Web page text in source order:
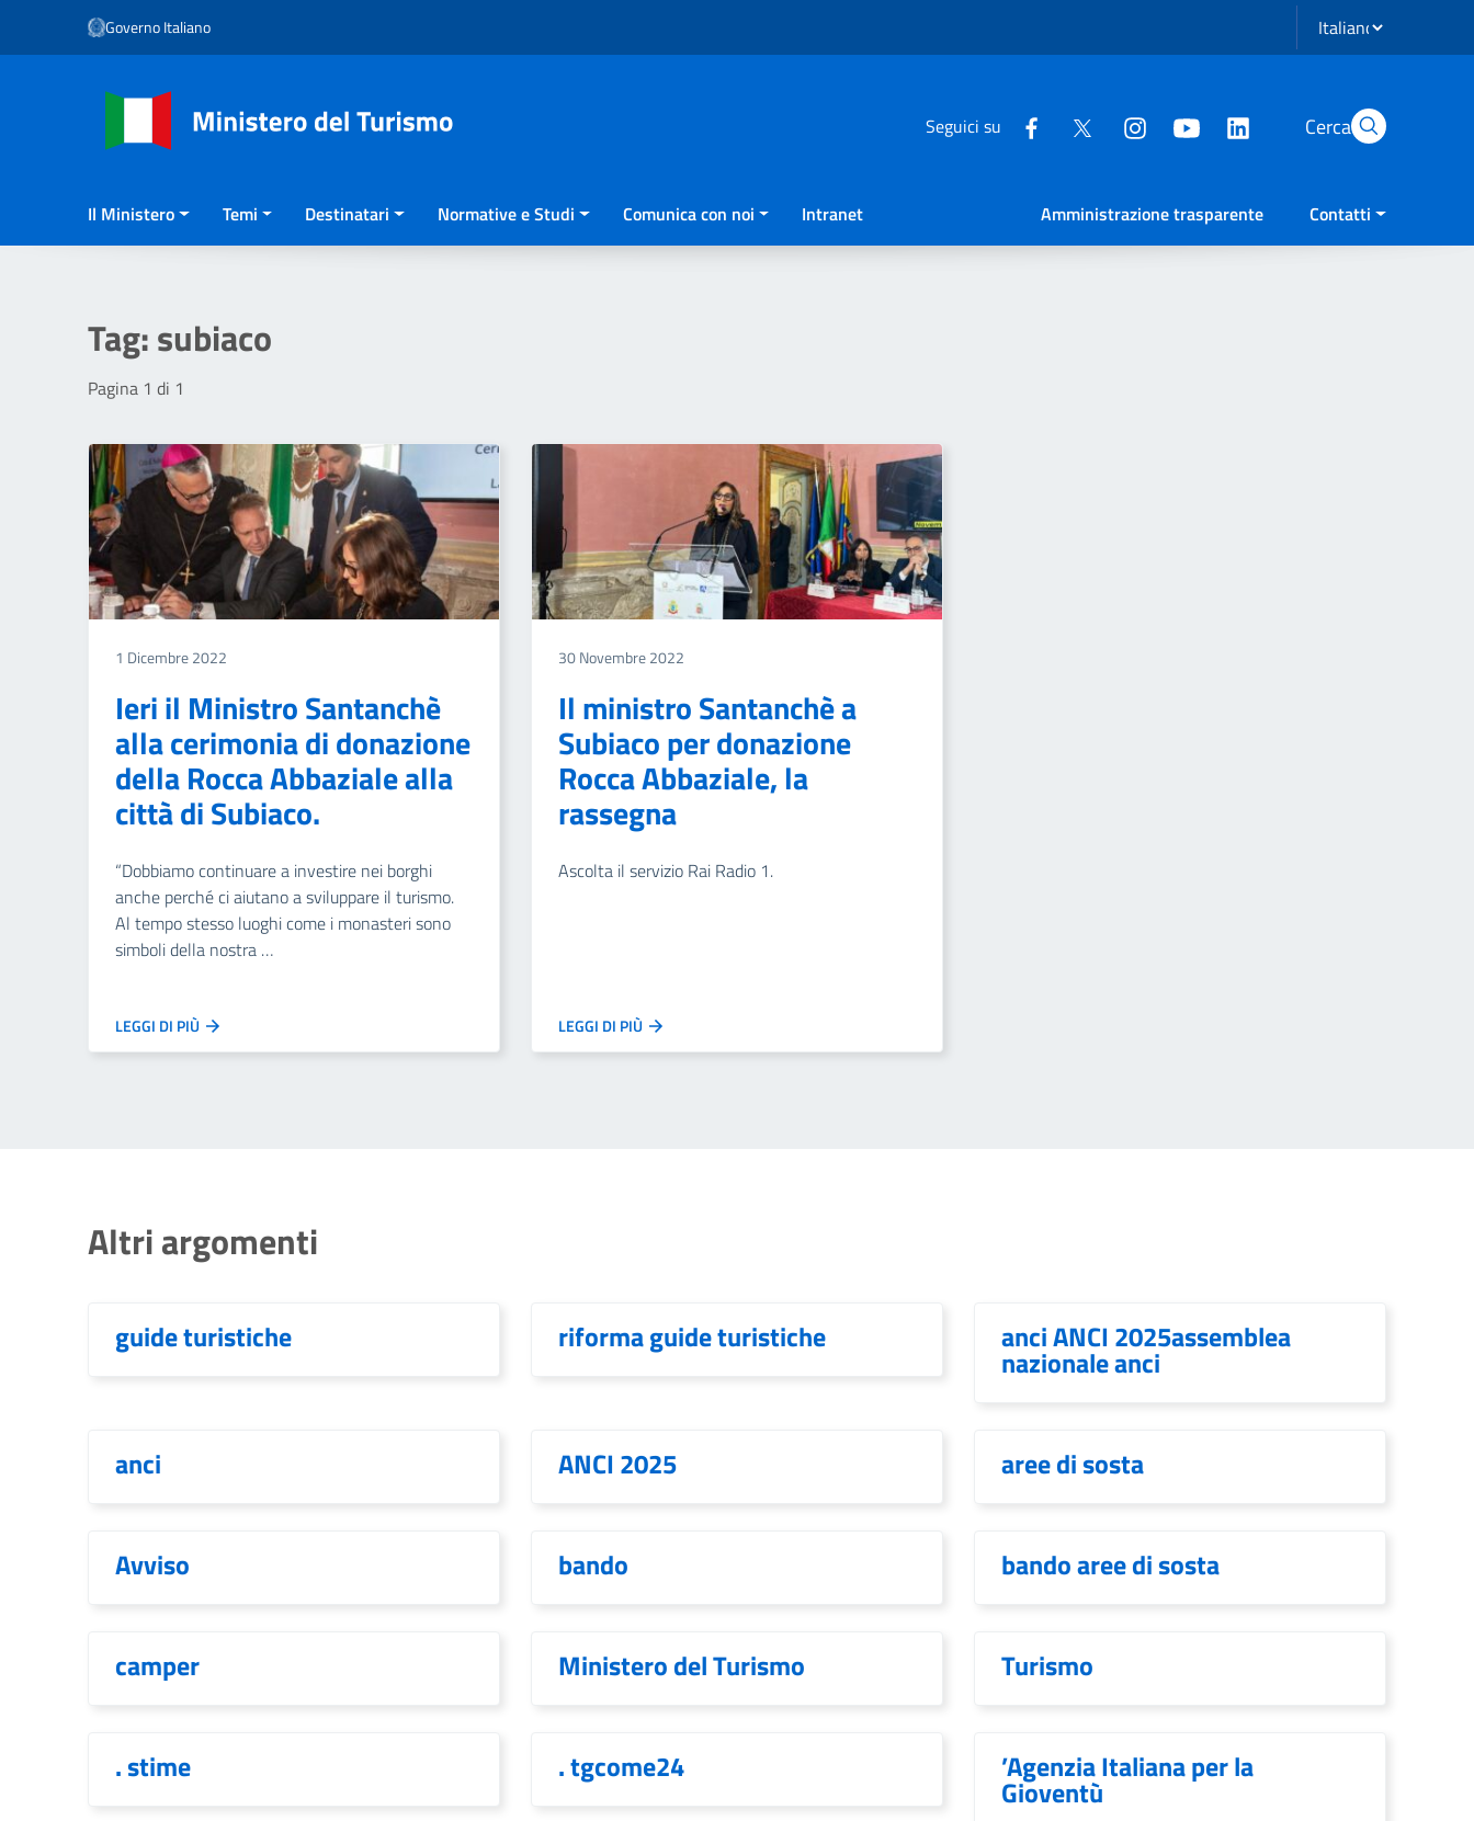
Vai ai contenuti
Vai al menu di navigazione
Governo Italiano Seleziona lingua
Seguici su Cerca
Il Ministero Temi Destinatari Normative e Studi Comunica con noi Intranet Amministrazione trasparente Contatti
Tag:subiaco
Pagina 1 di 1
1 Dicembre 2022
Ieri il Ministro Santanchè
alla cerimonia di donazione
della Rocca Abbaziale alla
città di Subiaco.
“Dobbiamo continuare a investire nei borghi
anche perché ci aiutano a sviluppare il turismo.
Al tempo stesso luoghi come i monasteri sono
simboli della nostra …
LEGGI DI PIÙ
30 Novembre 2022
Il ministro Santanchè a
Subiaco per donazione
Rocca Abbaziale, la
rassegna
Ascolta il servizio Rai Radio 1.
LEGGI DI PIÙ
Altri argomenti
guide turistiche riforma guide turistiche anci ANCI 2025assemblea
nazionale anci
anci ANCI 2025 aree di sosta
Avviso bando bando aree di sosta
camper Ministero del Turismo Turismo
. stime . tgcome24 ’Agenzia Italiana per la
Gioventù